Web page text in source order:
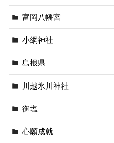
富岡八幡宮
小網神社
島根県
川越氷川神社
御塩
心願成就